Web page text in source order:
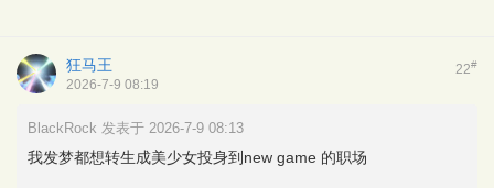
22#
狂马王
2026-7-9 08:19
BlackRock 发表于 2026-7-9 08:13
我发梦都想转生成美少女投身到new game 的职场